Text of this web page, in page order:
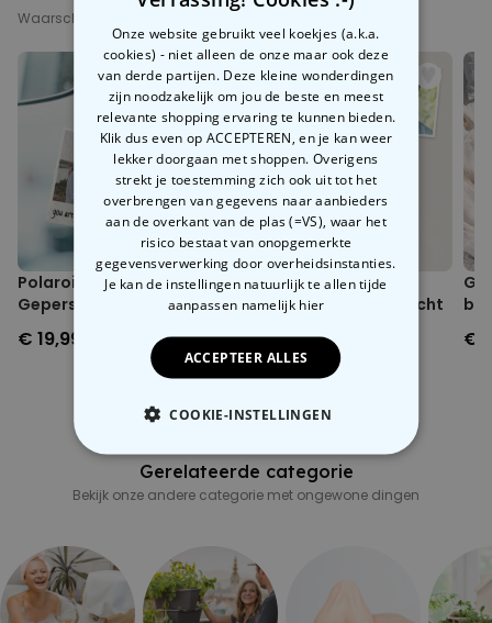
outfits en voilà: jouw clan is klaar voor zijn
familiebijeenkomsten, als cadeau of gewoon om aan jouw familie
100% katoen & vegan gecertificeerd
Kan in de wasmachine (30°C) gewassen worden
Voor het wassen binnenstebuiten keren (beter voor de kleur en
bedrukking)
Eerlijke arbeidsomstandigheden & milieuvriendelijke productie
Milieuvriendelijke verpakking
Bedrukt in Oostenrijk
Afmeting afwijkingen ten opzichte van de maattabel tot
ongeveer +/-5% mogelijk
Waarschijnlijk interesseren deze producten je ook
Polaroid-look
Gepersonaliseerde
Geurhanger set van 2
€ 19,99
Gepersonaliseerde
Sokken met Foto Gezicht
€ 19,99 €
Gerelateerde categorie
Bekijk onze andere categorie met ongewone dingen
Onze website gebruikt veel koekjes (a.k.a.
cookies) - niet alleen de onze maar ook deze
van derde partijen. Deze kleine wonderdingen
zijn noodzakelijk om jou de beste en meest
relevante shopping ervaring te kunnen bieden.
Klik dus even op ACCEPTEREN, en je kan weer
lekker doorgaan met shoppen. Overigens
strekt je toestemming zich ook uit tot het
overbrengen van gegevens naar aanbieders
aan de overkant van de plas (=VS), waar het
risico bestaat van onopgemerkte
gegevensverwerking door overheidsinstanties.
Je kan de instellingen natuurlijk te allen tijde
aanpassen namelijk hier
ACCEPTEER ALLES
COOKIE-INSTELLINGEN
NOODZAKELIJK
MARKETING